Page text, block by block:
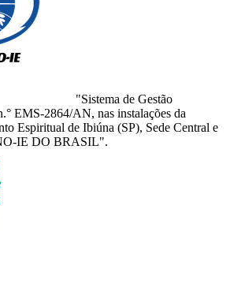
"Sistema de Gestão
EMS-2864/AN, nas instalações da
Espiritual de Ibiúna (SP), Sede Central e
IE DO BRASIL".